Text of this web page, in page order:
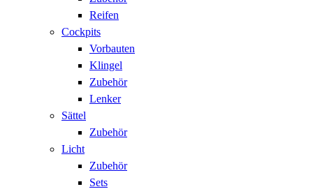
Reifen
Cockpits
Vorbauten
Klingel
Zubehör
Lenker
Sättel
Zubehör
Licht
Zubehör
Sets